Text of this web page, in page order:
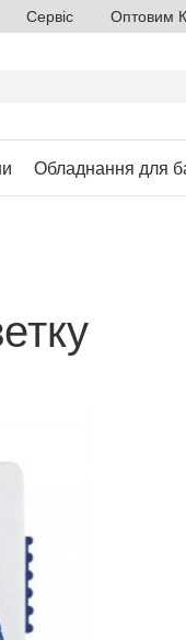
Сервіс Оптовим
Обладнання для